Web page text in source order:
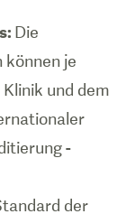
Die
können je
und dem
-
der